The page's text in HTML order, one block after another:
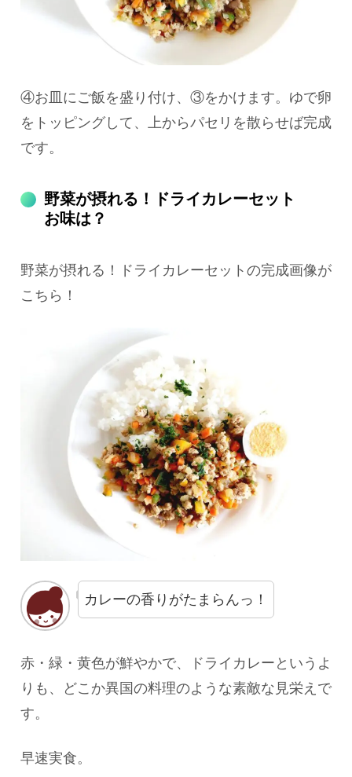
④お皿にご飯を盛り付け、③をかけます。ゆで卵
をトッピングして、上からパセリを散らせば完成
です。
野菜が摂れる！ドライカレーセット
お味は？
野菜が摂れる！ドライカレーセットの完成画像が
こちら！
カレーの香りがたまらんっ！
赤・緑・黄色が鮮やかで、ドライカレーというよ
りも、どこか異国の料理のような素敵な見栄えで
す。
早速実食。